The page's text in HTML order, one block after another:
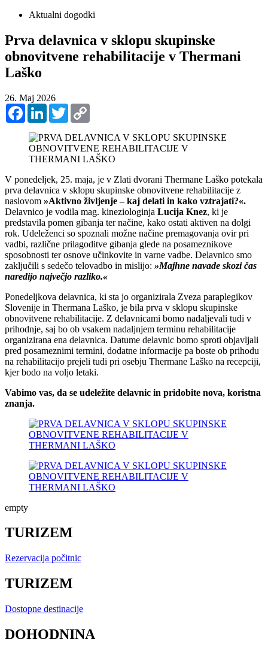
Aktualni dogodki
Prva delavnica v sklopu skupinske
obnovitvene rehabilitacije v Thermani
Laško
26. Maj 2026
FacebookLinkedInTwitter
V ponedeljek, 25. maja, je v Zlati dvorani Thermane Laško potekala
prva delavnica v sklopu skupinske obnovitvene rehabilitacije z
naslovom »Aktivno življenje – kaj delati in kako vztrajati?«.
Delavnico je vodila mag. kineziologinja Lucija Knez, ki je
predstavila pomen gibanja ter načine, kako ostati aktiven na dolgi
rok. Udeleženci so spoznali možne načine premagovanja ovir pri
vadbi, različne prilagoditve gibanja glede na posameznikove
sposobnosti ter osnove učinkovite in varne vadbe. Delavnico smo
zaključili s sedečo telovadbo in mislijo: »Majhne navade skozi čas
naredijo največjo razliko.«
Ponedeljkova delavnica, ki sta jo organizirala Zveza paraplegikov
Slovenije in Thermana Laško, je bila prva v sklopu skupinske
obnovitvene rehabilitacije. Z delavnicami bomo nadaljevali tudi v
prihodnje, saj bo ob vsakem nadaljnjem terminu rehabilitacije
organizirana ena delavnica. Datume delavnic bomo sproti objavljali
pred posameznimi termini, dodatne informacije pa boste ob prihodu
na rehabilitacijo prejeli tudi pri osebju Thermane Laško na recepciji,
kjer bodo na voljo letaki.
Vabimo vas, da se udeležite delavnic in pridobite nova, koristna
znanja.
empty
TURIZEM
Rezervacija počitnic
TURIZEM
Dostopne destinacije
DOHODNINA